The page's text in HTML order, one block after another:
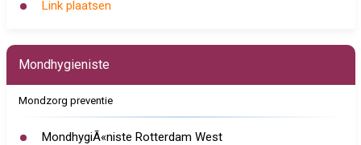
Link plaatsen
Mondhygieniste
Mondzorg preventie
MondhygiÃ«niste Rotterdam West